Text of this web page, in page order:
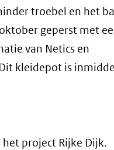
troebel en het
geperst met
van Netics en
kleidepot is
project Rijke Dijk.